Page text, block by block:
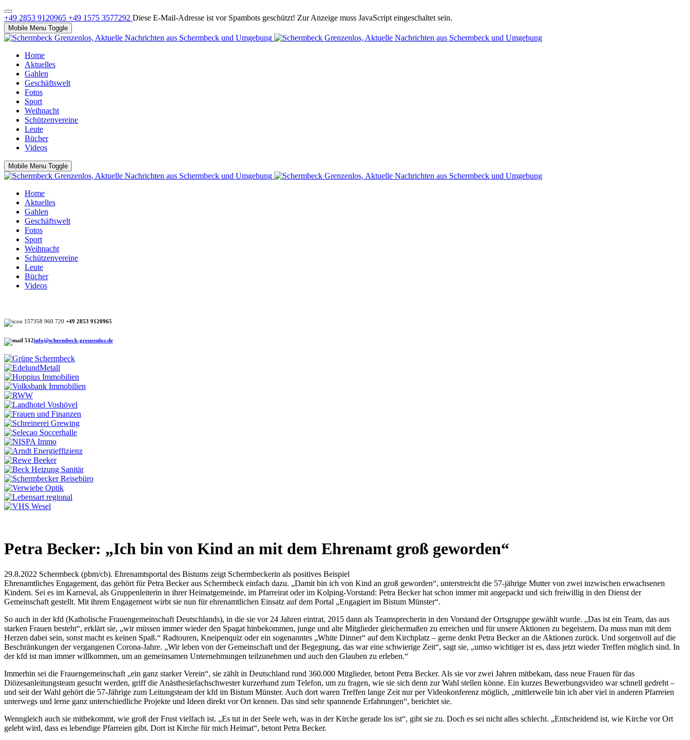
+49 2853 9120965 +49 1575 3577292 Diese E-Mail-Adresse ist vor Spambots geschützt! Zur Anzeige muss JavaScript eingeschaltet sein.
Mobile Menu Toggle
Home
Aktuelles
Gahlen
Geschäftswelt
Fotos
Sport
Weihnacht
Schützenvereine
Leute
Bücher
Videos
Mobile Menu Toggle
Home
Aktuelles
Gahlen
Geschäftswelt
Fotos
Sport
Weihnacht
Schützenvereine
Leute
Bücher
Videos
+49 2853 9120965
info@schermbeck-grenzenlos.de
Petra Becker: „Ich bin von Kind an mit dem Ehrenamt groß geworden“
29.8.2022 Schermbeck (pbm/cb). Ehrenamtsportal des Bistums zeigt Schermbeckerin als positives Beispiel
Ehrenamtliches Engagement, das gehört für Petra Becker aus Schermbeck einfach dazu. „Damit bin ich von Kind an groß geworden“, unterstreicht die 57-jährige Mutter von zwei inzwischen erwachsenen
Kindern. Sei es im Karneval, als Gruppenleiterin in ihrer Heimatgemeinde, im Pfarreirat oder im Kolping-Vorstand: Petra Becker hat schon immer mit angepackt und sich freiwillig in den Dienst der
Gemeinschaft gestellt. Mit ihrem Engagement wirbt sie nun für ehrenamtlichen Einsatz auf dem Portal „Engagiert im Bistum Münster“.
So auch in der kfd (Katholische Frauengemeinschaft Deutschlands), in die sie vor 24 Jahren eintrat, 2015 dann als Teamsprecherin in den Vorstand der Ortsgruppe gewählt wurde. „Das ist ein Team, das aus
starken Frauen besteht“, erklärt sie, „wir müssen immer wieder den Spagat hinbekommen, junge und alte Mitglieder gleichermaßen zu erreichen und für unsere Aktionen zu begeistern. Da muss man mit dem
Herzen dabei sein, sonst macht es keinen Spaß.“ Radtouren, Kneipenquiz oder ein sogenanntes „White Dinner“ auf dem Kirchplatz – gerne denkt Petra Becker an die Aktionen zurück. Und sorgenvoll auf die
Beschränkungen der vergangenen Corona-Jahre. „Wir leben von der Gemeinschaft und der Begegnung, das war eine schwierige Zeit“, sagt sie, „umso wichtiger ist es, dass jetzt wieder Treffen möglich sind. In
der kfd ist man immer willkommen, um an gemeinsamen Unternehmungen teilzunehmen und auch den Glauben zu erleben.“
Immerhin sei die Frauengemeinschaft „ein ganz starker Verein“, sie zählt in Deutschland rund 360.000 Mitglieder, betont Petra Becker. Als sie vor zwei Jahren mitbekam, dass neue Frauen für das
Diözesanleitungsteam gesucht werden, griff die Anästhesiefachschwester kurzerhand zum Telefon, um zu fragen, wie sie sich denn zur Wahl stellen könne. Ein kurzes Bewerbungsvideo war schnell gedreht –
und seit der Wahl gehört die 57-Jährige zum Leitungsteam der kfd im Bistum Münster. Auch dort waren Treffen lange Zeit nur per Videokonferenz möglich, „mittlerweile bin ich aber viel in anderen Pfarreien
unterwegs und lerne ganz unterschiedliche Projekte und Ideen direkt vor Ort kennen. Das sind sehr spannende Erfahrungen“, berichtet sie.
Wenngleich auch sie mitbekommt, wie groß der Frust vielfach ist. „Es tut in der Seele weh, was in der Kirche gerade los ist“, gibt sie zu. Doch es sei nicht alles schlecht. „Entscheidend ist, wie Kirche vor Ort
gelebt wird, dass es lebendige Pfarreien gibt. Dort ist Kirche für mich Heimat“, betont Petra Becker.